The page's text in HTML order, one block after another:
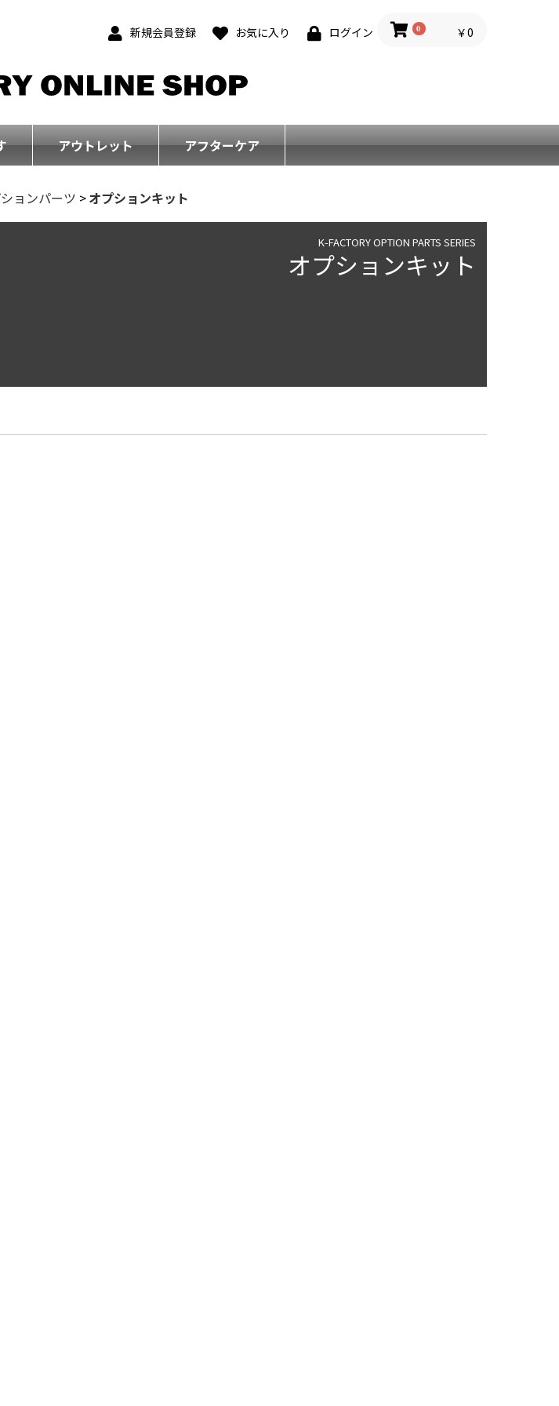
新規会員登録 お気に入り ログイン 0 ￥0
アウトレット アフターケア
ョンパーツ >オプションキット
K-FACTORY OPTION PARTS SERIES
オプションキット
ツ走行ならびにレース使用を目的としており公道
競技規則を確認の上、お客様ご自身の判断により装着
有した整備士が、指定のサービスマニュアル、指定の
事故、故障に対し保険、保証等は一切無く、商品の返
じめご了承ください。
く変更となる場合がありますので了承願います。
のでご了承願います。